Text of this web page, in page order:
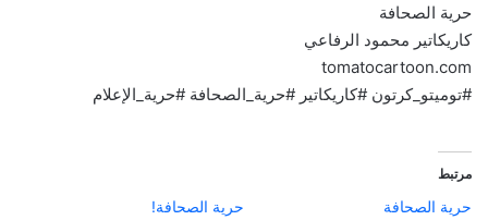
حرية الصحافة
كاريكاتير محمود الرفاعي
tomatocartoon.com
#توميتو_كرتون #كاريكاتير #حرية_الصحافة #حرية_الإعلام
مرتبط
حرية الصحافة
حرية الصحافة!